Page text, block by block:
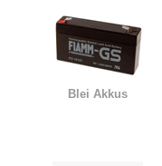
Blei Akkus